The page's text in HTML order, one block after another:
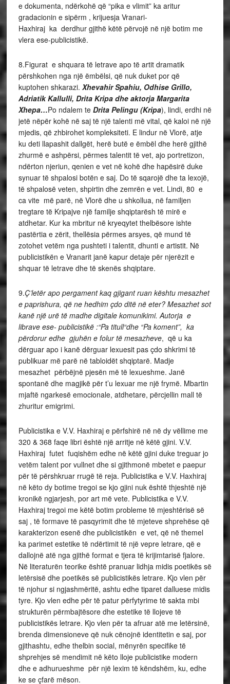
e dokumenta, ndërkohë që “pika e vlimit” ka aritur
gradacionin e sipërm , krijuesja Vranari-
Haxhiraj ka derdhur gjithë këtë përvojë në një botim me
vlera ese-publicistikë.
8.Figurat e shquara të letrave apo të artit dramatik
përshkohen nga një ëmbëlsi, që nuk duket por që
kuptohen shkarazi. Xhevahir Spahiu, Odhise Grillo,
Adriatik Kallulli, Drita Kripa dhe aktorja Margarita
Xhepa…Po ndalem teDrita Pelingu (Kripa), lindi, erdhi në
jetë nëpër kohë në saj të një talenti më vital, që kaloi në një
mjedis, që zhbirohet kompleksiteti. E lindur në Vlorë, atje
ku deti llapashit dallgët, herë butë e ëmbël dhe herë gjithë
zhurmë e ashpërsi, përmes talentit të vet, ajo portretizon,
ndërton njeriun, qenien e vet në kohë dhe hapësirë duke
synuar të shpalosi botën e saj. Do të sqarojë dhe ta lexojë,
të shpalosë veten, shpirtin dhe zemrën e vet. Lindi, 80 e
ca vite më parë, në Vlorë dhe u shkollua, në familjen
tregtare të Kripajve një familje shqiptarësh të mirë e
atdhetar. Kur ka mbritur në kryeqytet thelbësore ishte
pastërtia e zërit, thellësia përmes arsyes, që mund të
zotohet vetëm nga pushteti i talentit, dhunti e artistit. Në
publicistikën e Vranarit janë kapur detaje për njerëzit e
shquar të letrave dhe të skenës shqiptare.
9.Ç’letër apo pergament kaq gjigant ruan kështu mesazhet
e paprishura, që ne hedhim çdo ditë në eter? Mesazhet sot
kanë një urë të madhe digitale komunikimi. Autorja e
librave ese- publicistikë :“Pa titull“dhe “Pa koment”, ka
përdorur edhe gjuhën e folur të mesazheve, që u ka
dërguar apo i kanë dërguar lexuesit pas çdo shkrimi të
publikuar më parë në tabloidët shqiptarë. Madje
mesazhet përbëjnë pjesën më të lexueshme. Janë
spontanë dhe magjikë për t’u lexuar me një frymë. Mbartin
mjaftë ngarkesë emocionale, atdhetare, përcjellin mall të
zhuritur emigrimi.
Publicistika e V.V. Haxhiraj e përfshirë në në dy vëllime me
320 & 368 faqe libri është një arritje në këtë gjini. V.V.
Haxhiraj futet fuqishëm edhe në këtë gjini duke treguar jo
vetëm talent por vullnet dhe si gjithmonë mbetet e paepur
për të përshkruar rrugë të reja. Publicistika e V.V. Haxhiraj
në këto dy botime tregoi se kjo gjini nuk është thjeshtë një
kronikë ngjarjesh, por art më vete. Publicistika e V.V.
Haxhiraj tregoi me këtë botim probleme të mjeshtërisë së
saj , të formave të pasqyrimit dhe të mjeteve shprehëse që
karakterizon esenë dhe publicistikën e vet, që në themel
ka parimet estetike të ndërtimit të një vepre letrare, që e
dallojnë atë nga gjithë format e tjera të krijimtarisë fjalore.
Në literaturën teorike është pranuar lidhja midis poetikës së
letërsisë dhe poetikës së publicistikës letrare. Kjo vlen për
të njohur si ngjashmëritë, ashtu edhe tiparet dalluese midis
tyre. Kjo vlen edhe për të patur përfytyrime të sakta mbi
strukturën përmbajtësore dhe estetike të llojeve të
publicistikës letrare. Kjo vlen për ta afruar atë me letërsinë,
brenda dimensioneve që nuk cënojnë identitetin e saj, por
gjithashtu, edhe thelbin social, mënyrën specifike të
shprehjes së mendimit në këto lloje publicistike modern
dhe e adhurueshme për një lexim të këndshëm, ku, edhe
ke se çfarë mëson.